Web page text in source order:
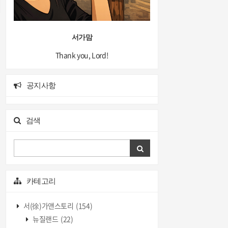
서가맘
Thank you, Lord!
공지사항
검색
카테고리
서(徐)가앤스토리 (154)
뉴질랜드 (22)